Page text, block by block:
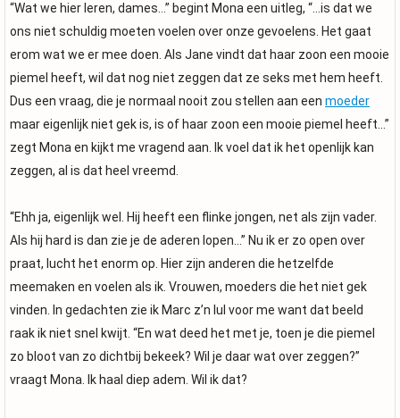
“Wat we hier leren, dames…” begint Mona een uitleg, “…is dat we
ons niet schuldig moeten voelen over onze gevoelens. Het gaat
erom wat we er mee doen. Als Jane vindt dat haar zoon een mooie
piemel heeft, wil dat nog niet zeggen dat ze seks met hem heeft.
Dus een vraag, die je normaal nooit zou stellen aan een moeder
maar eigenlijk niet gek is, is of haar zoon een mooie piemel heeft…”
zegt Mona en kijkt me vragend aan. Ik voel dat ik het openlijk kan
zeggen, al is dat heel vreemd.
“Ehh ja, eigenlijk wel. Hij heeft een flinke jongen, net als zijn vader.
Als hij hard is dan zie je de aderen lopen…” Nu ik er zo open over
praat, lucht het enorm op. Hier zijn anderen die hetzelfde
meemaken en voelen als ik. Vrouwen, moeders die het niet gek
vinden. In gedachten zie ik Marc z’n lul voor me want dat beeld
raak ik niet snel kwijt. “En wat deed het met je, toen je die piemel
zo bloot van zo dichtbij bekeek? Wil je daar wat over zeggen?”
vraagt Mona. Ik haal diep adem. Wil ik dat?